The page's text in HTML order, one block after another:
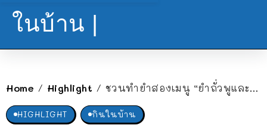
ในบ้าน |
Home / Highlight / ชวนทำยำสองเมนู “ยำถั่วพูและยำหัวปลี” อร่อยเด็ด แซ่บจี๊ดถึงใจ
HIGHLIGHT กินในบ้าน